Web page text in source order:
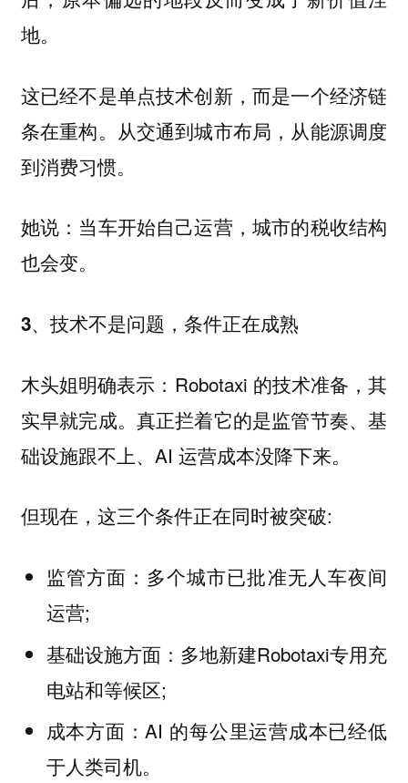
地。
这已经不是单点技术创新，而是一个经济链
条在重构。从交通到城市布局，从能源调度
到消费习惯。
她说：当车开始自己运营，城市的税收结构
也会变。
3、技术不是问题，条件正在成熟
木头姐明确表示：Robotaxi 的技术准备，其
实早就完成。真正拦着它的是监管节奏、基
础设施跟不上、AI 运营成本没降下来。
但现在，这三个条件正在同时被突破:
监管方面：多个城市已批准无人车夜间
运营;
基础设施方面：多地新建Robotaxi专用充
电站和等候区;
成本方面：AI 的每公里运营成本已经低
于人类司机。